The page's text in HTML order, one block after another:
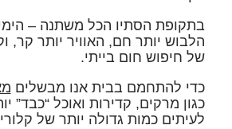
בתקופת הסתיו הכל משתנה –
הלבוש יותר חם, האוויר יותר קר,
של חיפוש חום בייתי.
כדי להתחמם בבית אנו מבשלים
כגון מרקים, קדירות ואוכל “כבד”
לעיתים כמות גדולה יותר של